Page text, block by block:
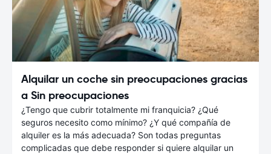
Alquilar un coche sin preocupaciones gracias
a Sin preocupaciones
¿Tengo que cubrir totalmente mi franquicia? ¿Qué
seguros necesito como mínimo? ¿Y qué compañía de
alquiler es la más adecuada? Son todas preguntas
complicadas que debe responder si quiere alquilar un